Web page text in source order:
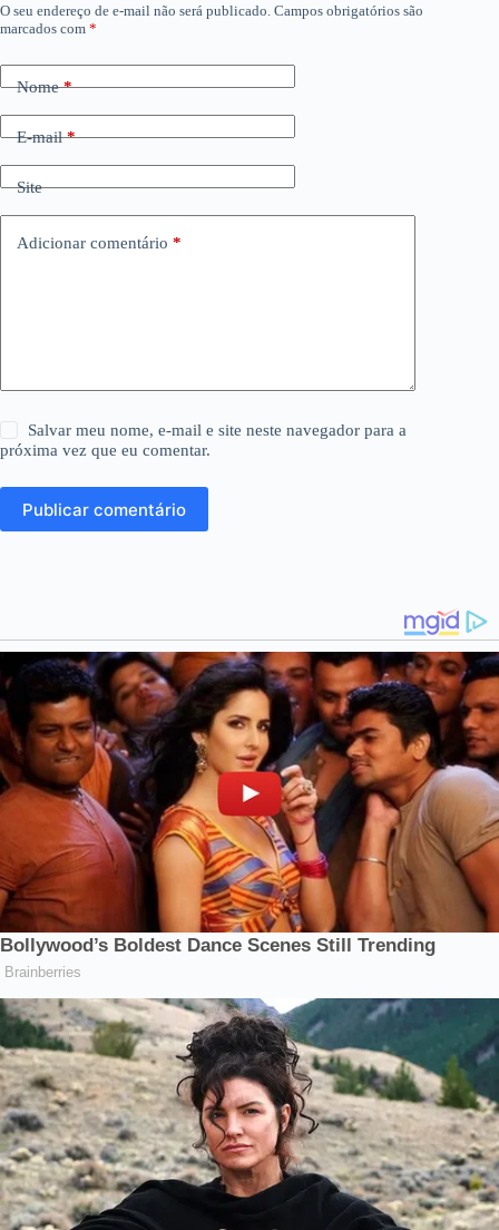
O seu endereço de e-mail não será publicado. Campos obrigatórios são
marcados com *
Nome*
E-mail*
Site
Adicionar comentário *
Salvar meu nome, e-mail e site neste navegador para a
próxima vez que eu comentar.
Publicar comentário